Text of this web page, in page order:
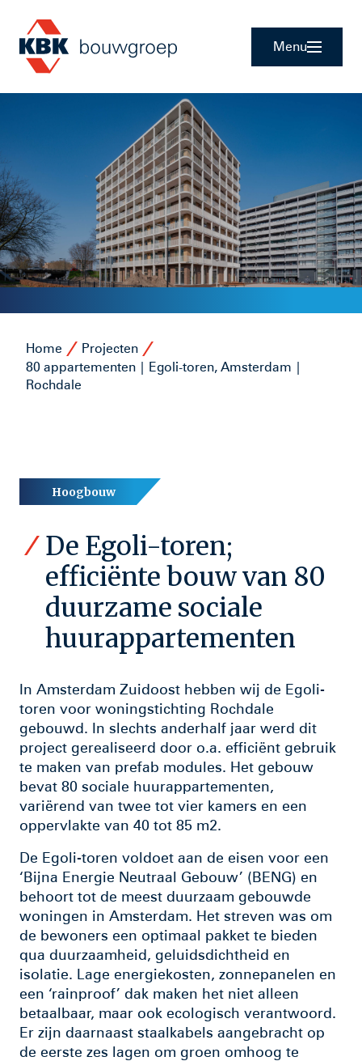
Menu
Home
Projecten
80 appartementen | Egoli-toren, Amsterdam |
Rochdale
Hoogbouw
De Egoli-toren;
efficiënte bouw van 80
duurzame sociale
huurappartementen
In Amsterdam Zuidoost hebben wij de Egoli-
toren voor woningstichting Rochdale
gebouwd. In slechts anderhalf jaar werd dit
project gerealiseerd door o.a. efficiënt gebruik
te maken van prefab modules. Het gebouw
bevat 80 sociale huurappartementen,
variërend van twee tot vier kamers en een
oppervlakte van 40 tot 85 m2.
De Egoli-toren voldoet aan de eisen voor een
‘Bijna Energie Neutraal Gebouw’ (BENG) en
behoort tot de meest duurzaam gebouwde
woningen in Amsterdam. Het streven was om
de bewoners een optimaal pakket te bieden
qua duurzaamheid, geluidsdichtheid en
isolatie. Lage energiekosten, zonnepanelen en
een ‘rainproof’ dak maken het niet alleen
betaalbaar, maar ook ecologisch verantwoord.
Er zijn daarnaast staalkabels aangebracht op
de eerste zes lagen om groen omhoog te